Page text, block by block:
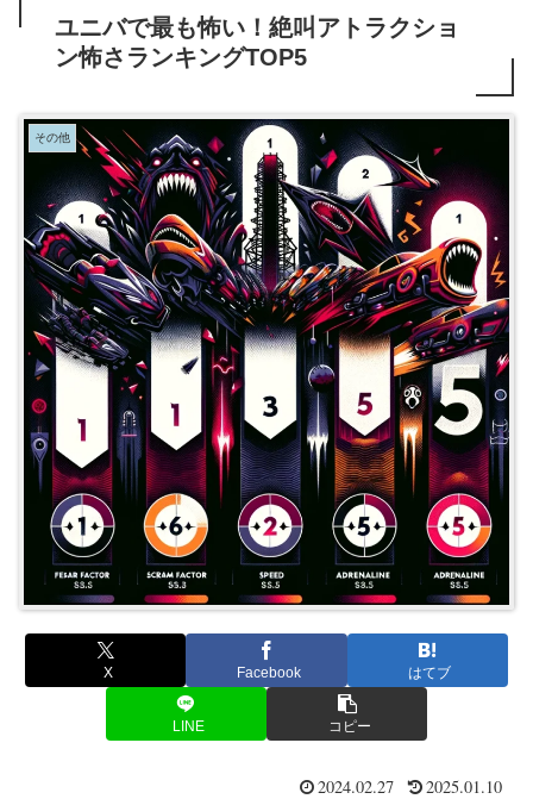
ユニバで最も怖い！絶叫アトラクショ
ン怖さランキングTOP5
その他
X Facebook はてブ
LINE コピー
2024.02.27 2025.01.10